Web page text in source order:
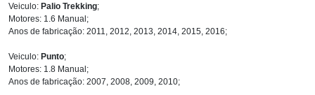
Veiculo: Palio Trekking;
Motores: 1.6 Manual;
Anos de fabricação: 2011, 2012, 2013, 2014, 2015, 2016;
Veiculo: Punto;
Motores: 1.8 Manual;
Anos de fabricação: 2007, 2008, 2009, 2010;